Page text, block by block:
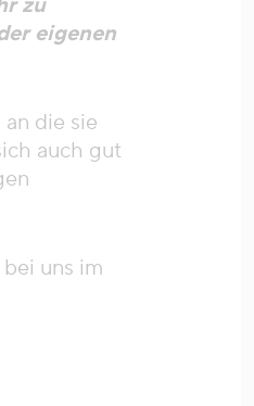
zu
eigenen
die sie
auch gut
uns im